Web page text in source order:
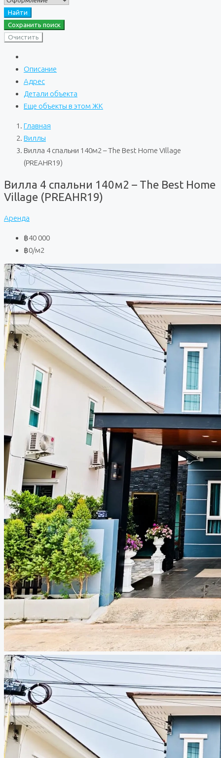
Найти
Сохранить поиск
Очистить
Описание
Адрес
Детали объекта
Еще объекты в этом ЖК
Главная
Виллы
Вилла 4 спальни 140м2 – The Best Home Village
(PREAHR19)
Вилла 4 спальни 140м2 – The Best Home
Village (PREAHR19)
Аренда
฿40 000
฿0/м2